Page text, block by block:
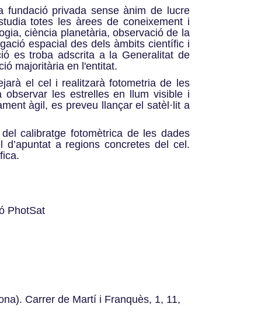
fundació privada sense ànim de lucre
totes les àrees de coneixement i
ciència planetària, observació de la
espacial des dels àmbits científic i
es troba adscrita a la Generalitat de
majoritària en l'entitat.
el cel i realitzarà fotometria de les
observar les estrelles en llum visible i
àgil, es preveu llançar el satèl·lit a
calibratge fotomètrica de les dades
a regions concretes del cel.
PhotSat
Carrer de Martí i Franquès, 1, 11,